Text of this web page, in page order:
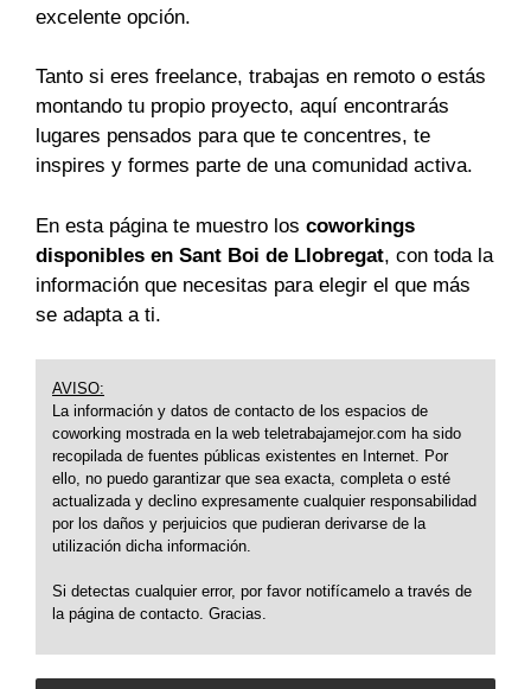
excelente opción.
Tanto si eres freelance, trabajas en remoto o estás
montando tu propio proyecto, aquí encontrarás
lugares pensados para que te concentres, te
inspires y formes parte de una comunidad activa.
En esta página te muestro los coworkings
disponibles en Sant Boi de Llobregat, con toda la
información que necesitas para elegir el que más
se adapta a ti.
AVISO:
La información y datos de contacto de los espacios de
coworking mostrada en la web teletrabajamejor.com ha sido
recopilada de fuentes públicas existentes en Internet. Por
ello, no puedo garantizar que sea exacta, completa o esté
actualizada y declino expresamente cualquier responsabilidad
por los daños y perjuicios que pudieran derivarse de la
utilización dicha información.
Si detectas cualquier error, por favor notifícamelo a través de
la página de contacto. Gracias.